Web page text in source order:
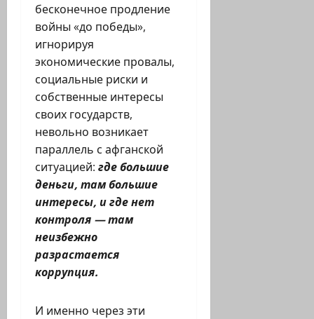
бесконечное продление
войны «до победы»,
игнорируя
экономические провалы,
социальные риски и
собственные интересы
своих государств,
невольно возникает
параллель с афганской
ситуацией: где большие
деньги, там большие
интересы, и где нет
контроля — там
неизбежно
разрастается
коррупция.
И именно через эти